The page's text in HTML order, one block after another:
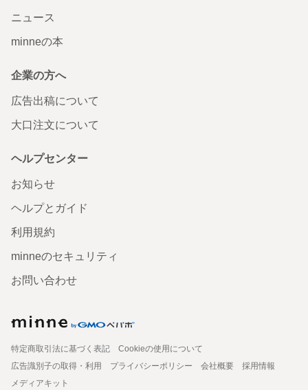
ニュース
minneの本
企業の方へ
広告出稿について
大口注文について
ヘルプセンター
お知らせ
ヘルプとガイド
利用規約
minneのセキュリティ
お問い合わせ
特定商取引法に基づく表記
Cookieの使用について
広告識別子の取得・利用
プライバシーポリシー 会社概要
採用情報
メディアキット